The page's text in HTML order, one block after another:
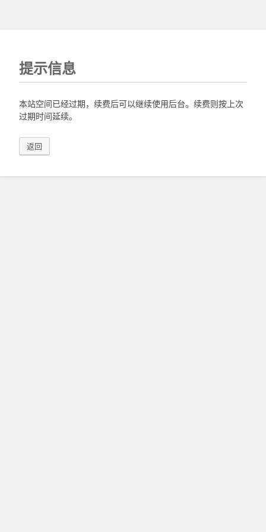
提示信息
本站空间已经过期，续费后可以继续使用后台。续费则按上次
过期时间延续。
返回